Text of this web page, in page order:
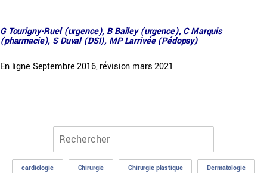
G Tourigny-Ruel (urgence), B Bailey (urgence), C Marquis
(pharmacie), S Duval (DSI), MP Larrivée (Pédopsy)
En ligne Septembre 2016, révision mars 2021
cardiologie Chirurgie Chirurgie plastique Dermatologie